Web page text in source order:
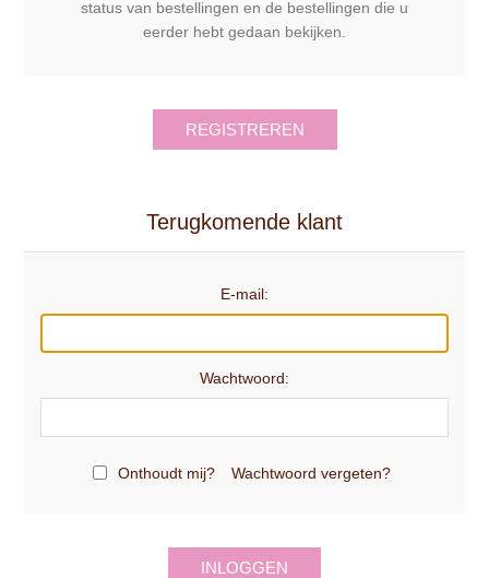
status van bestellingen en de bestellingen die u
eerder hebt gedaan bekijken.
REGISTREREN
Terugkomende klant
E-mail:
Wachtwoord:
Onthoudt mij? Wachtwoord vergeten?
INLOGGEN